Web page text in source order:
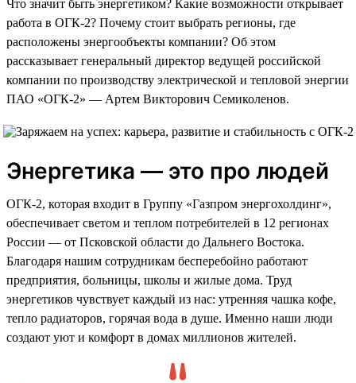
Что значит быть энергетиком? Какие возможности открывает
работа в ОГК-2? Почему стоит выбрать регионы, где
расположены энергообъекты компании? Об этом
рассказывает генеральный директор ведущей российской
компании по производству электрической и тепловой энергии
ПАО «ОГК-2» — Артем Викторович Семиколенов.
Энергетика — это про людей
ОГК-2, которая входит в Группу «Газпром энергохолдинг»,
обеспечивает светом и теплом потребителей в 12 регионах
России — от Псковской области до Дальнего Востока.
Благодаря нашим сотрудникам бесперебойно работают
предприятия, больницы, школы и жилые дома. Труд
энергетиков чувствует каждый из нас: утренняя чашка кофе,
тепло радиаторов, горячая вода в душе. Именно наши люди
создают уют и комфорт в домах миллионов жителей.